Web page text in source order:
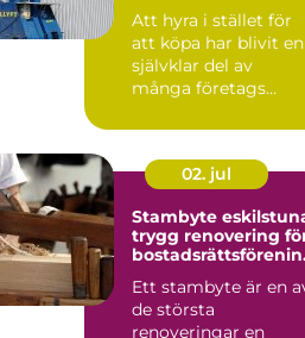
Att hyra i stället för
att köpa har blivit en
självklar del av
många företags
...
02. jul
Stambyte
trygg renovering
Ett stambyte är en
de största
renoveringar en